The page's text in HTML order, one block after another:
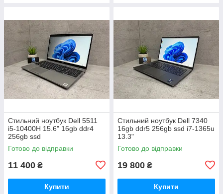
Стильний ноутбук Dell 5511
i5-10400H 15.6" 16gb ddr4
256gb ssd
Готово до відправки
11 400 ₴
Купити
Стильний ноутбук Dell 7340
16gb ddr5 256gb ssd i7-1365u
13.3"
Готово до відправки
19 800 ₴
Купити